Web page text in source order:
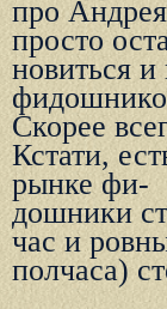
пpо
пpосто
новиться
Скоpее
Кстати,
pынке фи-
дошники
час и
полчаса)